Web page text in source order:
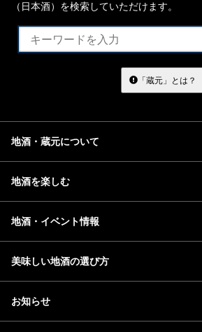
（日本酒）を検索していただけます。
「蔵元」とは？
地酒・蔵元について
地酒を楽しむ
地酒・イベント情報
美味しい地酒の選び方
お知らせ